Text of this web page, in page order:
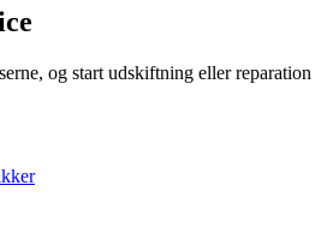
og start udskiftning eller reparation